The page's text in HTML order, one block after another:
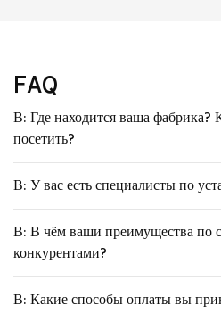
FAQ
В: Где находится ваша фабрика?
посетить?
В: У вас есть специалисты по
В: В чём ваши преимущества по
конкурентами?
В: Какие способы оплаты вы